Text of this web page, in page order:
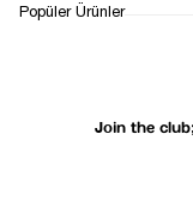
RETURN AND EXCHANGE
Join the
Popüler Ürünler